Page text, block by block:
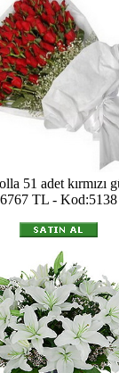
51 adet kırmızı
6767 TL - Kod:5138